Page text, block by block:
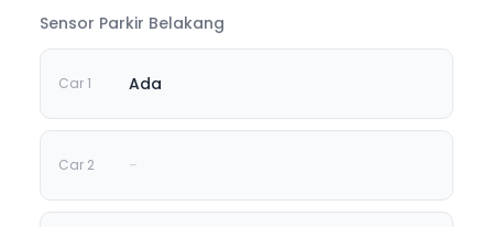
Sensor Parkir Belakang
Ada
-